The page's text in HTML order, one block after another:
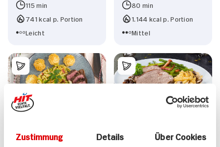
Zustimmung Details Über Cookies
115 min
741 kcal p. Portion
Leicht
80 min
1.144 kcal p. Portion
Mittel
Pfefferkruste an
Rotwein-Pflaumen-